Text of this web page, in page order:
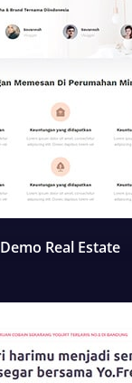
Demo Real Estate